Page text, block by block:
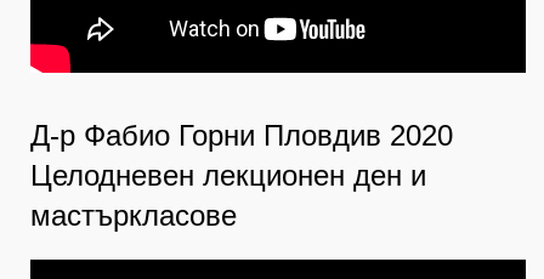
Д-р Фабио Горни Пловдив 2020
Целодневен лекционен ден и
мастъркласове